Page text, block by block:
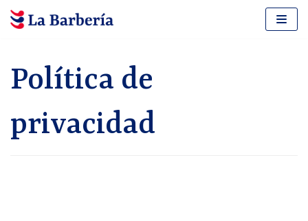
Saltar
al
Política de
privacidad